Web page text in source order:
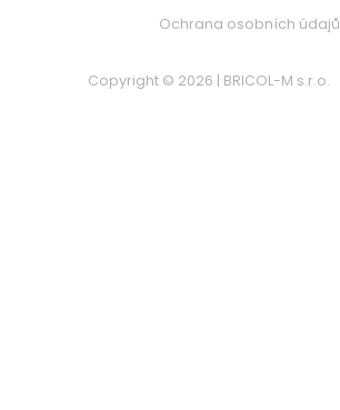
Ochrana osobních údajů
Copyright © 2026 | BRICOL-M s.r.o.